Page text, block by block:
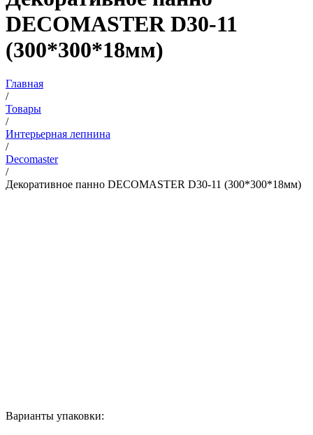
DECOMASTER D30-11
(300*300*18мм)
Главная
/
Товары
/
Интерьерная лепнина
/
Decomaster
/
Декоративное панно DECOMASTER D30-11 (300*300*18мм)
Варианты упаковки: